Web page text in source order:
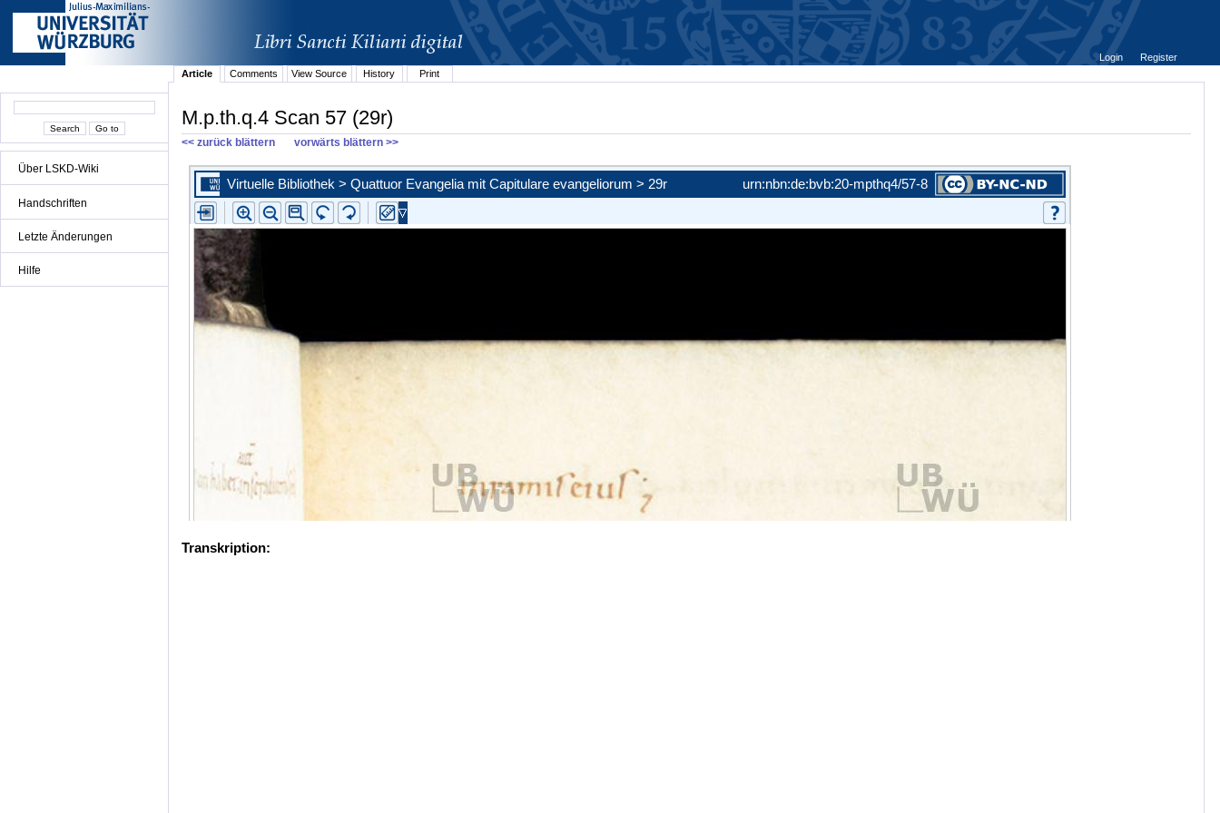
Über LSKD-Wiki
Handschriften
Letzte Änderungen
Hilfe
Login
Register
Article
Comments View Source History Print
M.p.th.q.4 Scan 57 (29r)
<< zurück blättern vorwärts blättern >>
Transkription: